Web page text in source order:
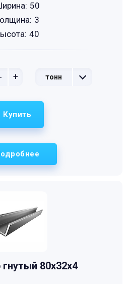
- + тонн
50
3
40
Купить
80x32x4